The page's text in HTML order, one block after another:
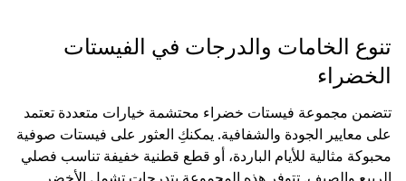
تنوع الخامات والدرجات في الفيستات
الخضراء
تتضمن مجموعة فيستات خضراء محتشمة خيارات متعددة تعتمد
على معايير الجودة والشفافية. يمكنكِ العثور على فيستات صوفية
محبوكة مثالية للأيام الباردة، أو قطع قطنية خفيفة تناسب فصلي
الربيع والصيف. تتوفر هذه المجموعة بتدرجات تشمل الأخضر